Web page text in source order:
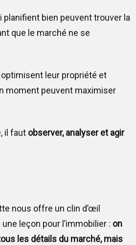
planifient bien peuvent trouver la
que le marché ne se
leur propriété et
moment peuvent maximiser
il faut observer, analyser et agir
nous offre un clin d’œil
leçon pour l’immobilier : on
les détails du marché, mais